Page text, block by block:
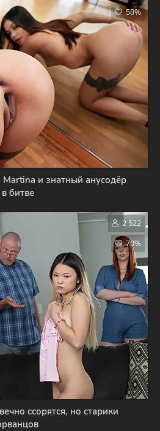
Martina и знатный анусодёр
битве
58%
ссорятся, но старики
2 522
70%